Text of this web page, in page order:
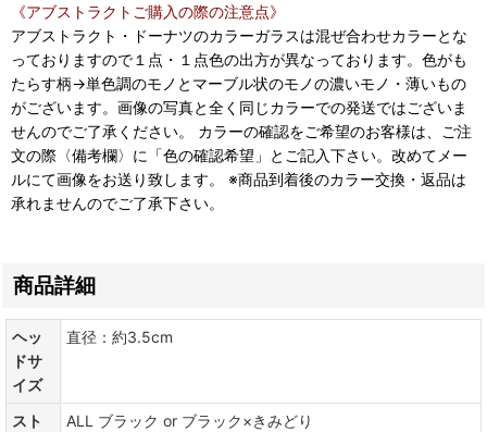
《アブストラクトご購入の際の注意点》
アブストラクト・ドーナツのカラーガラスは混ぜ合わせカラーとな
っておりますので１点・１点色の出方が異なっております。色がも
たらす柄→単色調のモノとマーブル状のモノの濃いモノ・薄いもの
がございます。画像の写真と全く同じカラーでの発送ではございま
せんのでご了承ください。 カラーの確認をご希望のお客様は、ご注
文の際〈備考欄〉に「色の確認希望」とご記入下さい。改めてメー
ルにて画像をお送り致します。 ※商品到着後のカラー交換・返品は
承れませんのでご了承下さい。
商品詳細
ヘッ
ドサ
イズ
直径：約3.5cm
スト
ALL ブラック or ブラック×きみどり